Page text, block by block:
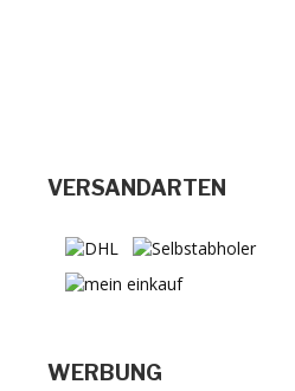
VERSANDARTEN
WERBUNG